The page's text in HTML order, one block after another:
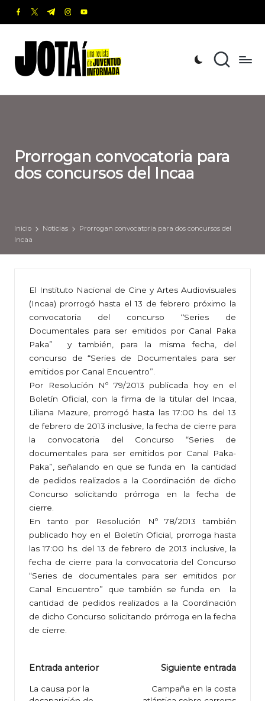
Saltar
contenido
facebook.com
twitter.com
t.me instagram.com
youtube.com
o
t
revista
de
Informada
Prorrogan convocatoria para
dos concursos del Incaa
Inicio Noticias
Prorrogan convocatoria para dos concursos del
Incaa
El Instituto Nacional de Cine y Artes Audiovisuales
(Incaa) prorrogó hasta el 13 de febrero próximo la
convocatoria del concurso “Series de
Documentales para ser emitidos por Canal Paka
Paka” y también, para la misma fecha, del
concurso de “Series de Documentales para ser
emitidos por Canal Encuentro”.
Por Resolución Nº 79/2013 publicada hoy en el
Boletín Oficial, con la firma de la titular del Incaa,
Liliana Mazure, prorrogó hasta las 17:00 hs. del 13
de febrero de 2013 inclusive, la fecha de cierre para
la convocatoria del Concurso “Series de
documentales para ser emitidos por Canal Paka-
Paka”, señalando en que se funda en la cantidad
de pedidos realizados a la Coordinación de dicho
Concurso solicitando prórroga en la fecha de
cierre.
En tanto por Resolución Nº 78/2013 también
publicado hoy en el Boletín Oficial, prorroga hasta
las 17:00 hs. del 13 de febrero de 2013 inclusive, la
fecha de cierre para la convocatoria del Concurso
“Series de documentales para ser emitidos por
Canal Encuentro” que también se funda en la
cantidad de pedidos realizados a la Coordinación
de dicho Concurso solicitando prórroga en la fecha
de cierre.
Navegación
de
Entrada anterior
La causa por la
Siguiente entrada
Campaña en la costa